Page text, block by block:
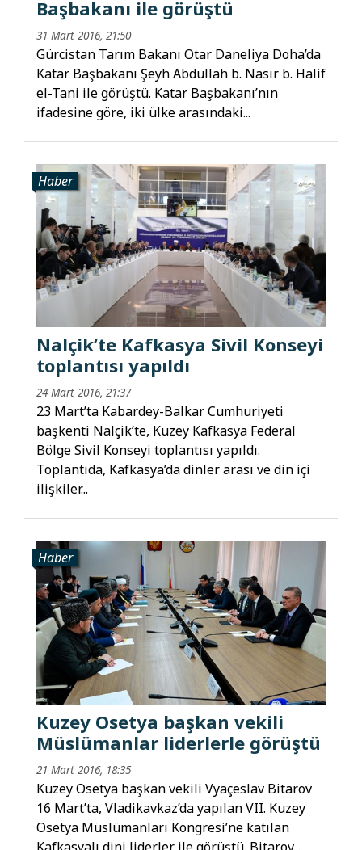
Başbakanı ile görüştü
31 Mart 2016, 21:50
Gürcistan Tarım Bakanı Otar Daneliya Doha’da
Katar Başbakanı Şeyh Abdullah b. Nasır b. Halif
el-Tani ile görüştü. Katar Başbakanı’nın
ifadesine göre, iki ülke arasındaki...
Haber
Nalçik’te Kafkasya Sivil Konseyi
toplantısı yapıldı
24 Mart 2016, 21:37
23 Mart’ta Kabardey-Balkar Cumhuriyeti
başkenti Nalçik’te, Kuzey Kafkasya Federal
Bölge Sivil Konseyi toplantısı yapıldı.
Toplantıda, Kafkasya’da dinler arası ve din içi
ilişkiler...
Haber
Kuzey Osetya başkan vekili
Müslümanlar liderlerle görüştü
21 Mart 2016, 18:35
Kuzey Osetya başkan vekili Vyaçeslav Bitarov
16 Mart’ta, Vladikavkaz’da yapılan VII. Kuzey
Osetya Müslümanları Kongresi’ne katılan
Kafkasyalı dini liderler ile görüştü. Bitarov...